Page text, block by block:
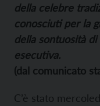
della celebre
conosciuti per la
della sontuosità
esecutiva.
(dal comunicato
C’è stato